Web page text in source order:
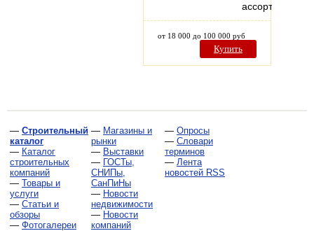
ассортимент…
от 18 000 до 100 000 руб
Купить
— Строительный
каталог
— Каталог
строительных
компаний
— Товары и
услуги
— Статьи и
обзоры
— Фотогалереи
— Магазины и
рынки
— Выставки
— ГОСТы,
СНИПы,
СанПиНы
— Новости
недвижимости
— Новости
компаний
— Опросы
— Словари
терминов
— Лента
новостей RSS